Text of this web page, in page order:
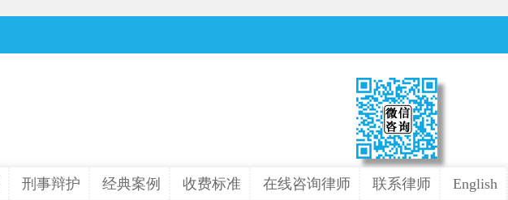
刑事辩护 经典案例 收费标准 在线咨询律师 联系律师 English